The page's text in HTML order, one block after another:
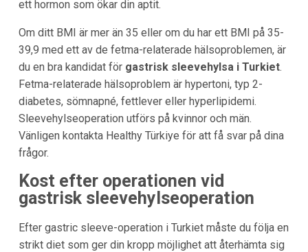
ett hormon som ökar din aptit.
Om ditt BMI är mer än 35 eller om du har ett BMI på 35-
39,9 med ett av de fetma-relaterade hälsoproblemen, är
du en bra kandidat för gastrisk sleevehylsa i Turkiet.
Fetma-relaterade hälsoproblem är hypertoni, typ 2-
diabetes, sömnapné, fettlever eller hyperlipidemi.
Sleevehylseoperation utförs på kvinnor och män.
Vänligen kontakta Healthy Türkiye för att få svar på dina
frågor.
Kost efter operationen vid
gastrisk sleevehylseoperation
Efter gastric sleeve-operation i Turkiet måste du följa en
strikt diet som ger din kropp möjlighet att återhämta sig